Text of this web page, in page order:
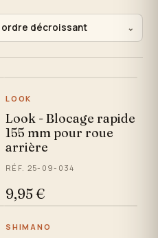
ordre décroissant ⌄
LOOK
Look - Blocage rapide
155 mm pour roue
arrière
RÉF. 25-09-034
9,95 €
SHIMANO